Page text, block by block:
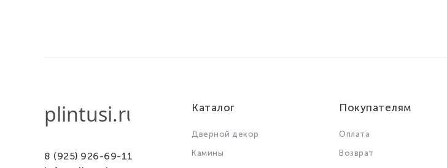
8 (925) 926-69-11
Каталог
Дверной декор
Камины
Покупателям
Оплата
Возврат